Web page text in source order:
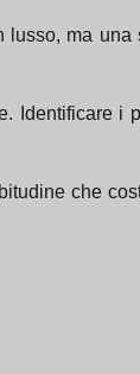
lusso, ma una
Identificare i
che